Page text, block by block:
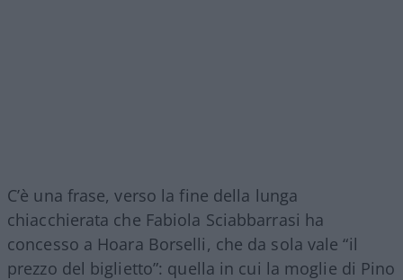
C’è una frase, verso la fine della lunga
chiacchierata che Fabiola Sciabbarrasi ha
concesso a Hoara Borselli, che da sola vale “il
prezzo del biglietto”: quella in cui la moglie di Pino